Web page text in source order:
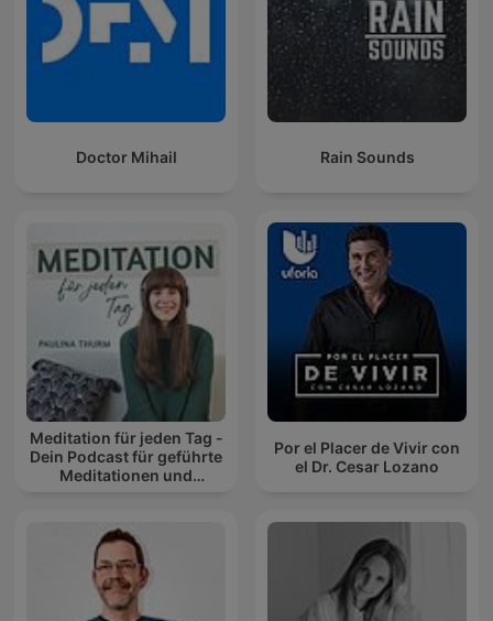
Doctor Mihail Rain Sounds
Meditation für jeden Tag -
Dein Podcast für geführte
Meditationen und
Por el Placer de Vivir con
el Dr. Cesar Lozano